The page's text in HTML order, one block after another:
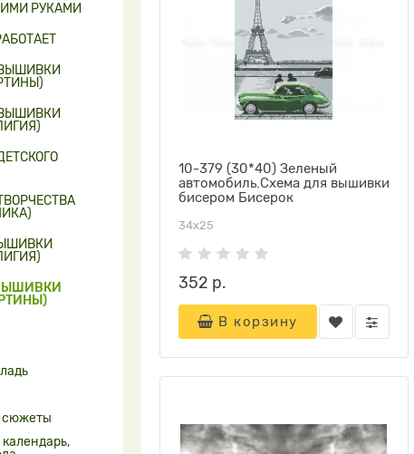
РУКАМИ
сюжеты
10-379 (30*40) Зеленый
автомобиль.Схема для вышивки
бисером Бисерок
34х25
352 р.
В корзину